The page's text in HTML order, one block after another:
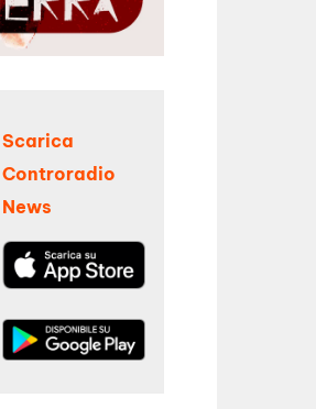
Scarica
Controradio
News